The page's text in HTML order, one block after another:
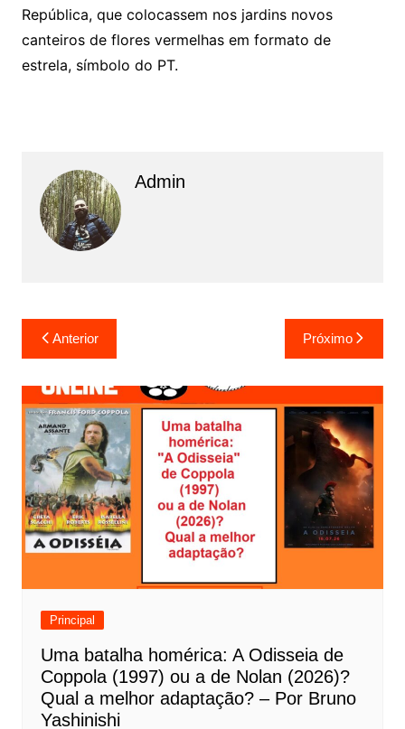
República, que colocassem nos jardins novos
canteiros de flores vermelhas em formato de
estrela, símbolo do PT.
Admin
a
v
e
g
a
ç
ã
o
d
Anterior Próximo
Principal
Uma batalha homérica: A Odisseia de
Coppola (1997) ou a de Nolan (2026)?
Qual a melhor adaptação? – Por Bruno
Yashinishi